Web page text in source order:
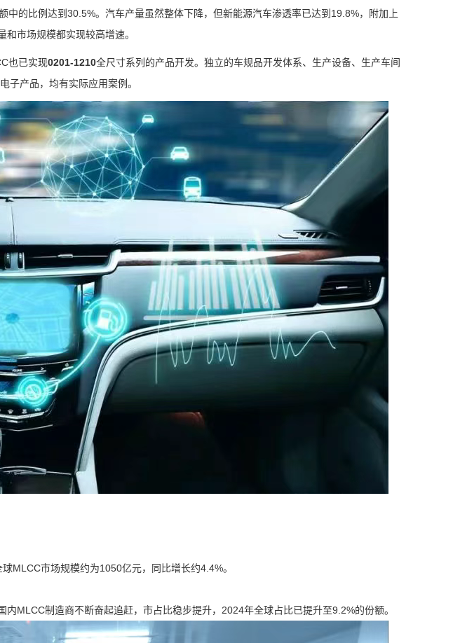
的比例达到30.5%。汽车产量虽然整体下降，但新能源汽车渗透率已达到19.8%，附加上
市场规模都实现较高增速。
也已实现0201-1210全尺寸系列的产品开发。独立的车规品开发体系、生产设备、生产车间
子产品，均有实际应用案例。
MLCC市场规模约为1050亿元，同比增长约4.4%。
MLCC制造商不断奋起追赶，市占比稳步提升，2024年全球占比已提升至9.2%的份额。